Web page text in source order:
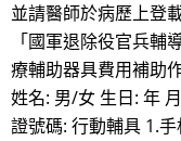
並請醫師於病歷上登
「國軍退除役官兵
療輔助器具費用補助
姓名: 男/女 生日: 年
證號碼: 行動輔具 1.